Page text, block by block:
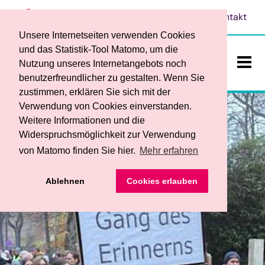
Unsere Internetseiten verwenden Cookies
und das Statistik-Tool Matomo, um die
Nutzung unseres Internetangebots noch
benutzerfreundlicher zu gestalten. Wenn Sie
zustimmen, erklären Sie sich mit der
Verwendung von Cookies einverstanden.
Weitere Informationen und die
Widerspruchsmöglichkeit zur Verwendung
von Matomo finden Sie hier. Mehr erfahren
Ablehnen Cookies erlauben
Kontakt
Das sind wir
• Ansprechpersonen
• Service
• Förderverein
Teilhabe und Bildung
• Begleitender Dienst
• Berufsbildungsbereich
Dienstleistungen / Produkte
• Ihre Vorteile